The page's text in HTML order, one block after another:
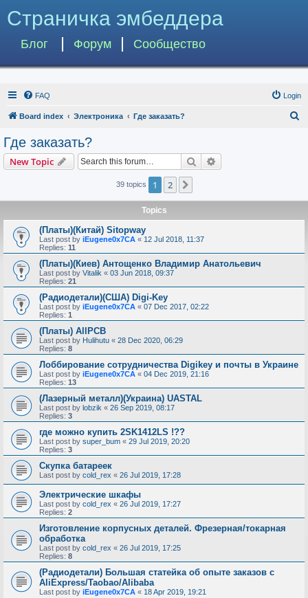
Страничка эмбеддера
Блог Форум Сообщество
FAQ Login
Board index Электроника Где заказать?
Где заказать?
New Topic Search
39 topics 1 2
Topics
(Платы)(Китай) Sitopway
Last post by iEugene0x7CA « 12 Jul 2018, 11:37
Replies: 11
(Платы)(Киев) Антощенко Владимир Анатольевич
Last post by Vitalik « 03 Jun 2018, 09:37
Replies: 21
(Радиодетали)(США) Digi-Key
Last post by iEugene0x7CA « 07 Dec 2017, 02:22
Replies: 1
(Платы) AllPCB
Last post by Hulihutu « 28 Dec 2020, 06:29
Replies: 8
Лоббирование сотрудничества Digikey и почты в Украине
Last post by iEugene0x7CA « 04 Dec 2019, 21:16
Replies: 13
(Лазерный металл)(Украина) UASTAL
Last post by lobzik « 26 Sep 2019, 08:17
Replies: 3
где можно купить 2SK1412LS !??
Last post by super_bum « 29 Jul 2019, 20:20
Replies: 3
Скупка батареек
Last post by cold_rex « 26 Jul 2019, 17:28
Электрические шкафы
Last post by cold_rex « 26 Jul 2019, 17:27
Replies: 2
Изготовление корпусных деталей. Фрезерная/токарная
обработка
Last post by cold_rex « 26 Jul 2019, 17:25
Replies: 8
(Радиодетали) Большая статейка об опыте заказов с
AliExpress/Taobao/Alibaba
Last post by iEugene0x7CA « 18 Apr 2019, 19:21